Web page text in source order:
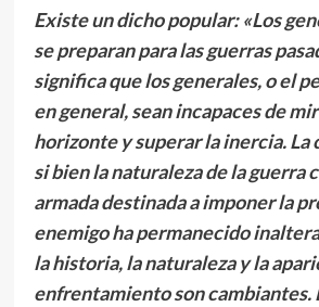
Existe un dicho popular: «Los
se preparan para las guerras
significa que los generales, o el
en general, sean incapaces de
horizonte y superar la inercia. La
si bien la naturaleza de la guerra
armada destinada a imponer la
enemigo ha permanecido
la historia, la naturaleza y la
enfrentamiento son cambiantes.